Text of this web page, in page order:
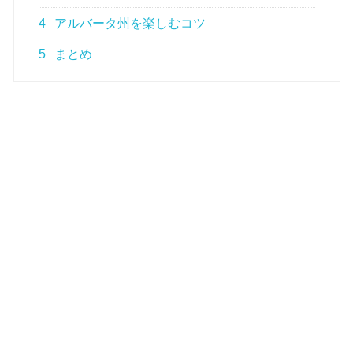
4 アルバータ州を楽しむコツ
5 まとめ